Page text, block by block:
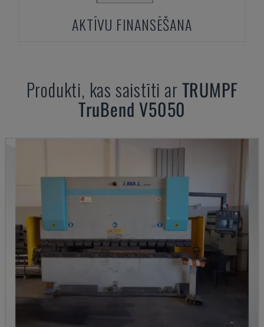
AKTĪVU FINANSĒŠANA
Produkti, kas saistīti arTRUMPF
TruBend V5050